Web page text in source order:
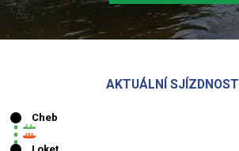
AKTUÁLNÍ SJÍZDNOST